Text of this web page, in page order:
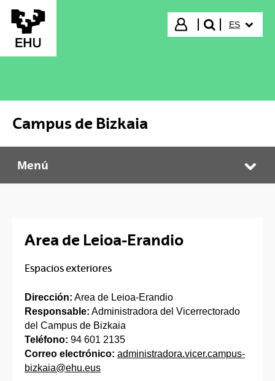
Saltar al contenido principal
Iniciar sesión
buscar"
ES
Campus de Bizkaia
Campus de Bizkaia
Menú
Area de Leioa-Erandio
Espacios exteriores
Dirección: Area de Leioa-Erandio
Responsable: Administradora del Vicerrectorado
del Campus de Bizkaia
Teléfono: 94 601 2135
Correo electrónico: administradora.vicer.campus-
bizkaia@ehu.eus